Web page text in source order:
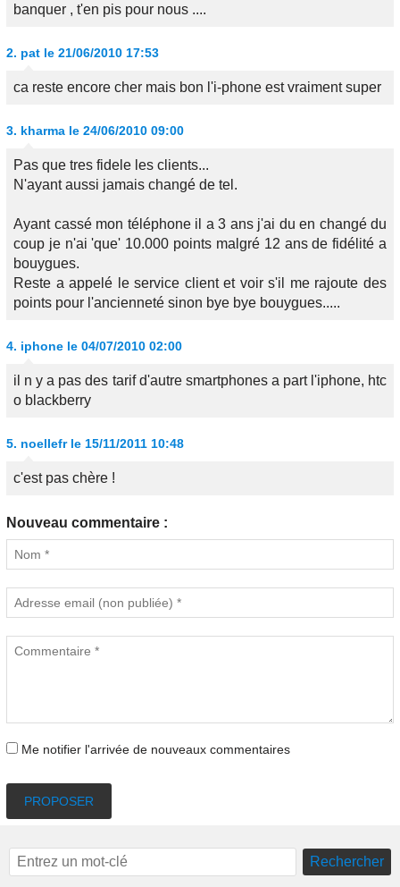
banquer , t'en pis pour nous ....
2. pat le 21/06/2010 17:53
ca reste encore cher mais bon l'i-phone est vraiment super
3. kharma le 24/06/2010 09:00
Pas que tres fidele les clients...
N'ayant aussi jamais changé de tel.
Ayant cassé mon téléphone il a 3 ans j'ai du en changé du
coup je n'ai 'que' 10.000 points malgré 12 ans de fidélité a
bouygues.
Reste a appelé le service client et voir s'il me rajoute des
points pour l'ancienneté sinon bye bye bouygues.....
4. iphone le 04/07/2010 02:00
il n y a pas des tarif d'autre smartphones a part l'iphone, htc
o blackberry
5. noellefr le 15/11/2011 10:48
c'est pas chère !
Nouveau commentaire :
Me notifier l'arrivée de nouveaux commentaires
PROPOSER
Rechercher